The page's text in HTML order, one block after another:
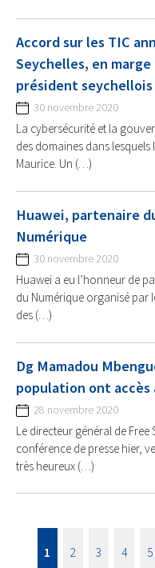
Accord sur les TIC
Seychelles, en
président seychellois
30 novembre 2020
La cybersécurité et la
des domaines dans
Maurice. Un (…)
Huawei, partenaire
Numérique
30 novembre 2020
Huawei a eu l’honneur de
du Numérique organisé par
des (…)
Dg Mamadou
population ont accès
28 novembre 2020
Le directeur général de
conférence de presse hier,
très heureux (…)
1 2 3 4 5